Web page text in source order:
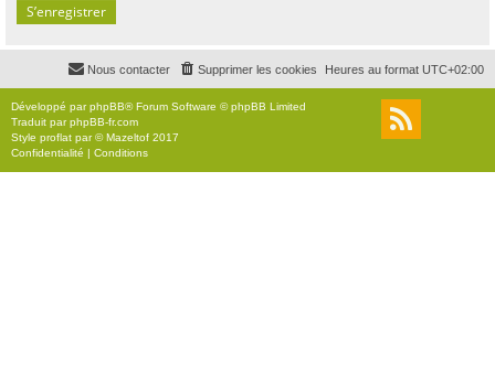
S’enregistrer
Heures au format UTC+02:00
Supprimer les cookies
Nous contacter
Développé parphpBB® Forum Software © phpBB Limited
Traduit parphpBB-fr.com
Style proflat par ©Mazeltof 2017
Confidentialité | Conditions